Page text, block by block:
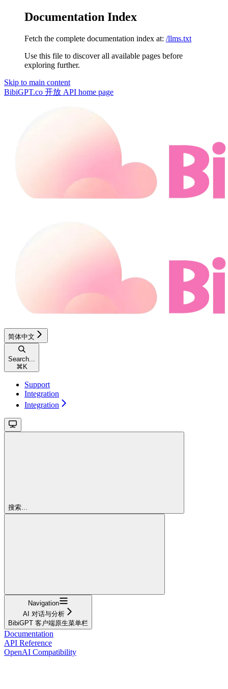
Documentation Index
Fetch the complete documentation index at: /llms.txt
Use this file to discover all available pages before
exploring further.
Skip to main content
BibiGPT.co 开放 API home page
简体中文
Search...
⌘ K
Support
Integration
Integration
搜索...
Navigation
AI 对话与分析
BibiGPT 客户端原生菜单栏
Documentation
API Reference
OpenAI Compatibility